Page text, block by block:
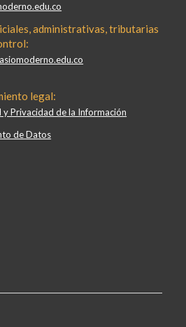
administrativas, tributarias
legal:
y Privacidad de la Información
de Datos